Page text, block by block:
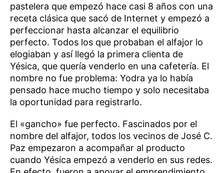
pastelera que empezó hace casi 8 años con una
receta clásica que sacó de Internet y empezó a
perfeccionar hasta alcanzar el equilibrio
perfecto. Todos los que probaban el alfajor lo
elogiaban y así llegó la primera clienta de
Yésica, que quería venderlo en una cafetería. El
nombre no fue problema: Yodra ya lo había
pensado hace mucho tiempo y solo necesitaba
la oportunidad para registrarlo.
El «gancho» fue perfecto. Fascinados por el
nombre del alfajor, todos los vecinos de José C.
Paz empezaron a acompañar al producto
cuando Yésica empezó a venderlo en sus redes.